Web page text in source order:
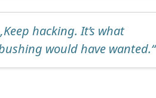
hacking. It’s what
would have wanted.“